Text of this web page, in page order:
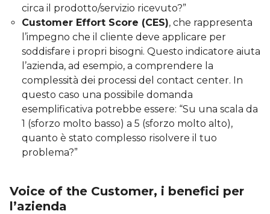
circa il prodotto/servizio ricevuto?”
Customer Effort Score (CES), che rappresenta
l’impegno che il cliente deve applicare per
soddisfare i propri bisogni. Questo indicatore aiuta
l’azienda, ad esempio, a comprendere la
complessità dei processi del contact center. In
questo caso una possibile domanda
esemplificativa potrebbe essere: “Su una scala da
1 (sforzo molto basso) a 5 (sforzo molto alto),
quanto è stato complesso risolvere il tuo
problema?”
Voice of the Customer, i benefici per
l’azienda